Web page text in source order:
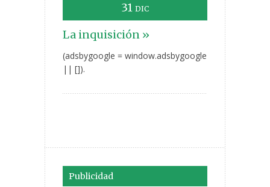
31 DIC
La inquisición »
(adsbygoogle = window.adsbygoogle
|| []).
Publicidad